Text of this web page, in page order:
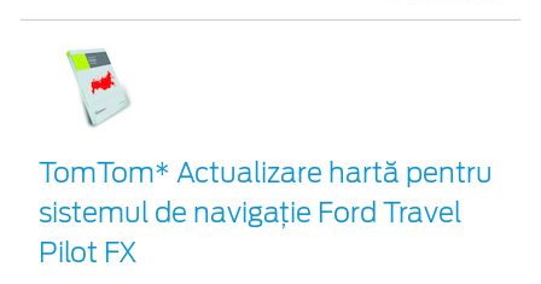
TomTom* Actualizare hartă pentru
sistemul de navigație Ford Travel
Pilot FX